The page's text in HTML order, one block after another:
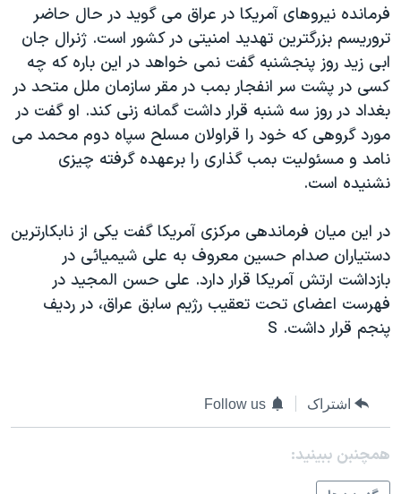
به
جستجو
گزیده‌ها
ویژه برنامه‌ها
فرهنگ و زندگی
حقوق شهروندی
اقتصادی
اسرائیل در جنگ
گالری عکس
آرشیو پخش زنده
عملیات خشم حماسی
۲۵۰سالگی آمریکا
بایگانی برنامه‌های تلویزیونی
مستندها
انتخابات ریاست جمهوری آمریکا ۲۰۲۴
حمله جمهوری اسلامی به اسرائیل
ورزش زنان در ایران
اعتراضات زن، زندگی، آزادی
مجموعه مستندهای دادخواهی
تریبونال مردمی آبان ۹۸
چهل سال گروگان‌گیری
قانون شفافیت دارائی کادر رهبری ایران
اعتراضات مردمی آبان ۹۸
پخش رادیویی
یادگیری زبان انگلیسی
دنبال کنید
زبانهای مختلف
فرمانده نيروهای آمريکا در عراق می گويد در حال حاضر
تروريسم بزرگترين تهديد امنيتی در کشور است. ژنرال جان
ابی زيد روز پنجشنبه گفت نمی خواهد در اين باره که چه
کسی در پشت سر انفجار بمب در مقر سازمان ملل متحد در
بغداد در روز سه شنبه قرار داشت گمانه زنی کند. او گفت در
مورد گروهی که خود را قراولان مسلح سپاه دوم محمد می
نامد و مسئوليت بمب گذاری را برعهده گرفته چيزی
نشنيده است.
در اين ميان فرماندهی مرکزی آمريکا گفت يکی از نابکارترين
دستياران صدام حسين معروف به علی شيميائی در
بازداشت ارتش آمريکا قرار دارد. علی حسن المجيد در
فهرست اعضای تحت تعقيب رژيم سابق عراق، در رديف
پنجم قرار داشت. S
اشتراک Follow us
همچنبن ببینید: